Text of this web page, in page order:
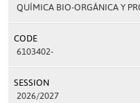
QUÍMICA BIO-ORGÁNICA Y
CODE
6103402-
SESSION
2026/2027